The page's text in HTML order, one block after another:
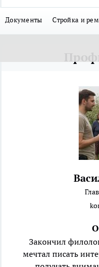
Документы Стройка и
Закончил
мечтал писать